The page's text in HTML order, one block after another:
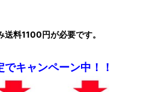
料1100円が必要です。
でキャンペーン中！！